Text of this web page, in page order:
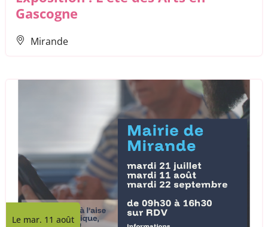
Gascogne
Mirande
Le mar. 11 août